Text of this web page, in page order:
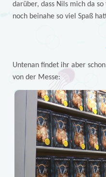
darüber, dass Nils mich da
noch beinahe so viel Spaß
Untenan findet ihr aber
von der Messe: